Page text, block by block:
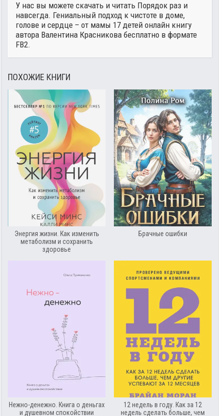
У нас вы можете скачать и читать Порядок раз и
навсегда. Гениальный подход к чистоте в доме,
голове и сердце – от мамы 17 детей онлайн книгу
автора Валентина Красникова бесплатно в формате
FB2.
ПОХОЖИЕ КНИГИ
Энергия жизни. Как изменить
метаболизм и сохранить
здоровье
Брачные ошибки
Нежно-денежно. Книга о деньгах
и душевном спокойствии
12 недель в году. Как за 12
недель сделать больше, чем